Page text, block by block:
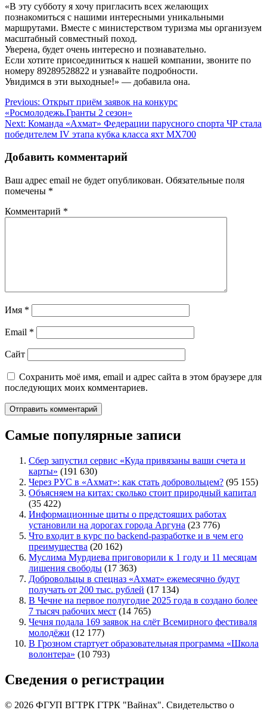
«В эту субботу я хочу пригласить всех желающих
познакомиться с нашими интересными уникальными
маршрутами. Вместе с министерством туризма мы организуем
масштабный совместный поход.
Уверена, будет очень интересно и познавательно.
Если хотите присоединиться к нашей компании, звоните по
номеру 89289528822 и узнавайте подробности.
Увидимся в эти выходные!» — добавила она.
Навигация
по
записям
Previous: Открыт приём заявок на конкурс
«Росмолодежь.Гранты 2 сезон»
Next: Команда «Ахмат» Федерации парусного спорта ЧР стала
победителем IV этапа кубка класса яхт МХ700
Добавить комментарий
Ваш адрес email не будет опубликован. Обязательные поля
помечены *
Комментарий *
Имя *
Email *
Сайт
Сохранить моё имя, email и адрес сайта в этом браузере для
последующих моих комментариев.
Самые популярные записи
Сбер запустил сервис «Куда привязаны ваши счета и
карты» (191 630)
Через РУС в «Ахмат»: как стать добровольцем? (95 155)
Объясняем на китах: сколько стоит природный капитал
(35 422)
Информационные щиты о предстоящих работах
установили на дорогах города Аргуна (23 776)
Что входит в курс по backend-разработке и в чем его
преимущества (20 162)
Муслима Мурдиева приговорили к 1 году и 11 месяцам
лишения свободы (17 363)
Добровольцы в спецназ «Ахмат» ежемесячно будут
получать от 200 тыс. рублей (17 134)
В Чечне на первое полугодие 2025 года в создано более
7 тысяч рабочих мест (14 765)
Чечня подала 169 заявок на слёт Всемирного фестиваля
молодёжи (12 177)
В Грозном стартует образовательная программа «Школа
волонтера» (10 793)
Сведения о регистрации
© 2026 ФГУП ВГТРК ГТРК "Вайнах". Свидетельство о